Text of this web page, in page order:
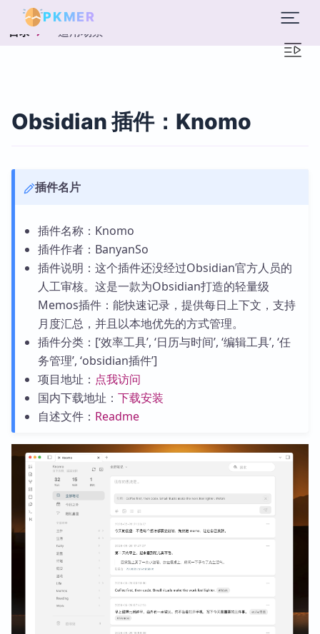
PKMER
目录 适用场景
Obsidian 插件：Knomo
插件名片
插件名称：Knomo
插件作者：BanyanSo
插件说明：这个插件还没经过Obsidian官方人员的
人工审核。这是一款为Obsidian打造的轻量级
Memos插件：能快速记录，提供每日上下文，支持
月度汇总，并且以本地优先的方式管理。
插件分类：[‘效率工具’, ‘日历与时间’, ‘编辑工具’, ‘任
务管理’, ‘obsidian插件’]
项目地址： 点我访问
国内下载地址： 下载安装
自述文件： Readme